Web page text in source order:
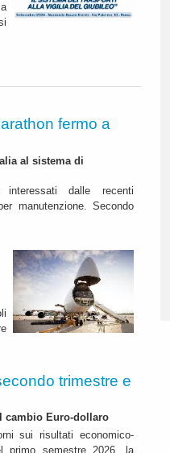
fermo a
al sistema di
interessati dalle recenti
manutenzione. Secondo
trimestre e
cambio Euro-dollaro
sui risultati economico-
primo semestre 2026, la